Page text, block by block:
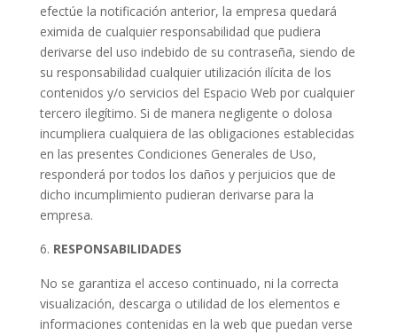
efectúe la notificación anterior, la empresa quedará
eximida de cualquier responsabilidad que pudiera
derivarse del uso indebido de su contraseña, siendo de
su responsabilidad cualquier utilización ilícita de los
contenidos y/o servicios del Espacio Web por cualquier
tercero ilegítimo. Si de manera negligente o dolosa
incumpliera cualquiera de las obligaciones establecidas
en las presentes Condiciones Generales de Uso,
responderá por todos los daños y perjuicios que de
dicho incumplimiento pudieran derivarse para la
empresa.
RESPONSABILIDADES
No se garantiza el acceso continuado, ni la correcta
visualización, descarga o utilidad de los elementos e
informaciones contenidas en la web que puedan verse